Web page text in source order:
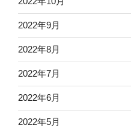
2022年9月
2022年8月
2022年7月
2022年6月
2022年5月